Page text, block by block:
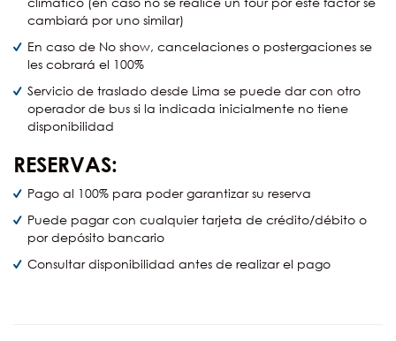
cambiará por uno similar)
En caso de No show, cancelaciones o postergaciones se
les cobrará el 100%
Servicio de traslado desde Lima se puede dar con otro
operador de bus si la indicada inicialmente no tiene
disponibilidad
RESERVAS:
Pago al 100% para poder garantizar su reserva
Puede pagar con cualquier tarjeta de crédito/débito o
por depósito bancario
Consultar disponibilidad antes de realizar el pago